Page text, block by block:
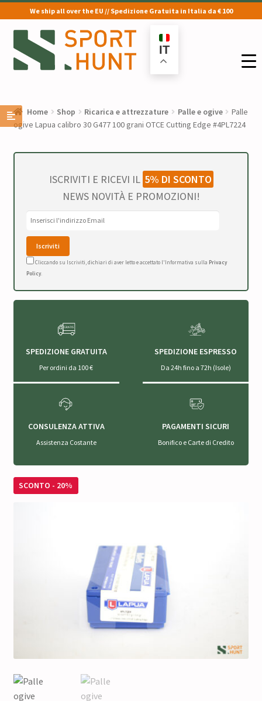
We ship all over the EU // Spedizione Gratuita in Italia da € 100
Vai
alla
navigazione
Vai
al
contenuto
IT
Home Shop Ricarica e attrezzature Palle e ogive
Palle
ogive Lapua calibro 30 G477 100 grani OTCE Cutting Edge #4PL7224
ISCRIVITI E RICEVI IL 5% DI SCONTO
NEWS NOVITÀ E PROMOZIONI!
Cliccando su Iscriviti, dichiari di aver letto e accettato l'Informativa sulla Privacy
Policy.
SPEDIZIONE GRATUITA
Per ordini da 100 €
SPEDIZIONE ESPRESSO
Da 24h fino a 72h (Isole)
CONSULENZA ATTIVA
Assistenza Costante
PAGAMENTI SICURI
Bonifico e Carte di Credito
SCONTO - 20%